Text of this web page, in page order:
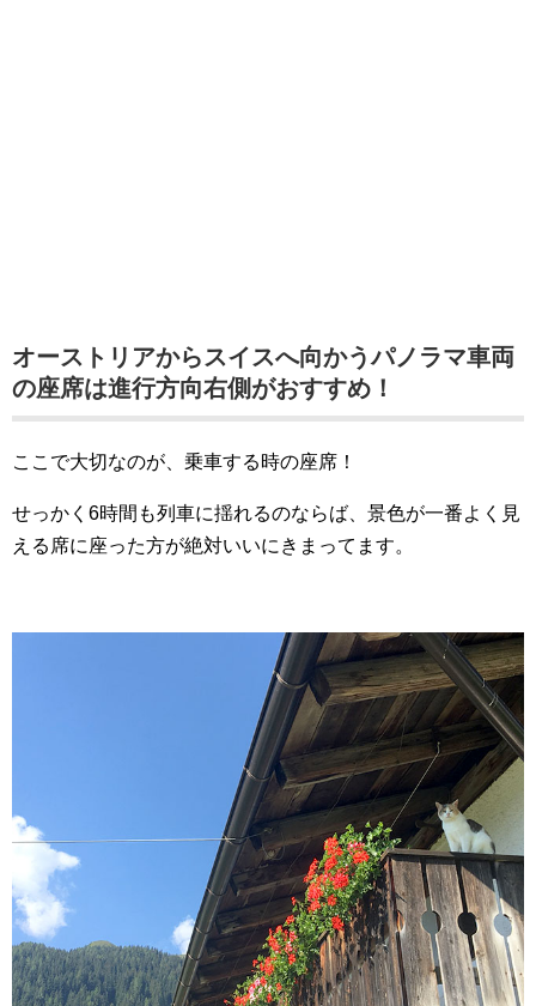
オーストリアからスイスへ向かうパノラマ車両
の座席は進行方向右側がおすすめ！
ここで大切なのが、乗車する時の座席！
せっかく6時間も列車に揺れるのならば、景色が一番よく見
える席に座った方が絶対いいにきまってます。